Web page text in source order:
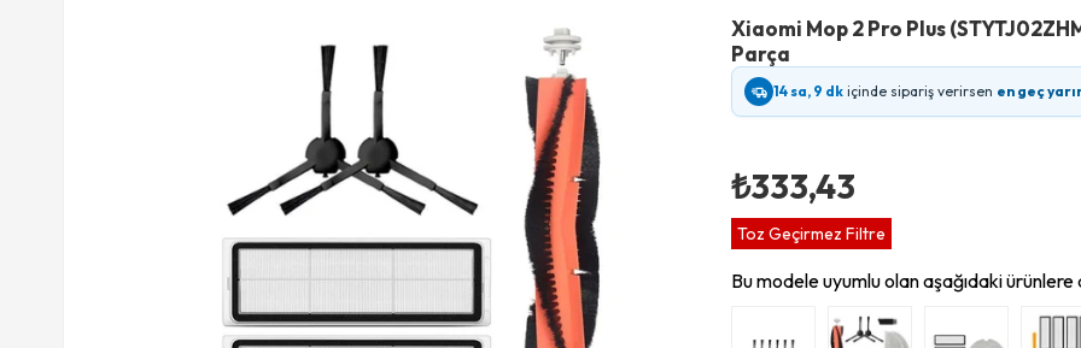
Xiaomi Mop 2 Pro Plus
Parça
14 sa, 9 dk içinde sipariş verirsen en geç
₺333,43
Toz Geçirmez Filtre
Bu modele uyumlu olan aşağıdaki